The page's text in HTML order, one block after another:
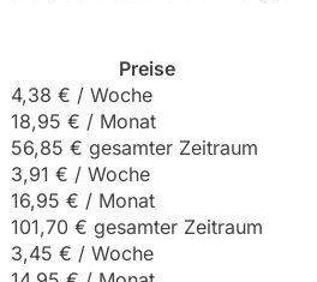
Preise
4,38 € / Woche
18,95 € / Monat
56,85 € gesamter Zeitraum
3,91 € / Woche
16,95 € / Monat
101,70 € gesamter Zeitraum
3,45 € / Woche